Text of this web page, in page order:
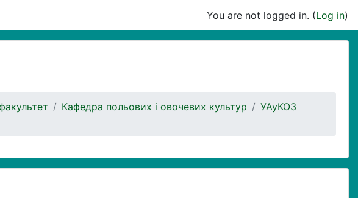
You are not logged in. (Log in)
Кафедра польових і овочевих культур
УАуКОЗ